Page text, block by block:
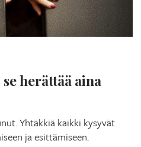
herättää aina
Yhtäkkiä kaikki kysyvät
ja esittämiseen.